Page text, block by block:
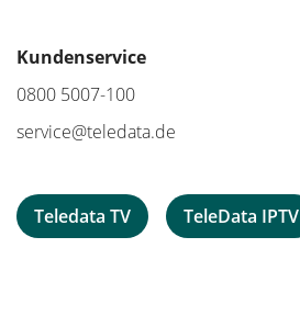
Kundenservice
0800 5007-100
service@teledata.de
Teledata TV TeleData IPTV